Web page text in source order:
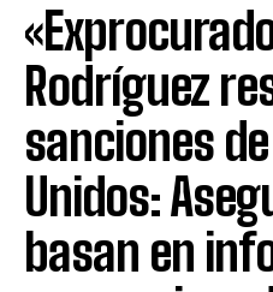
Rodríguez
sanciones
Unidos:
basan en